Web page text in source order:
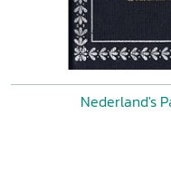
Nederland's